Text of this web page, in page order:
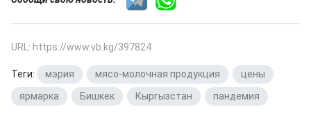
URL: https://www.vb.kg/397824
Теги: мэрия мясо-молочная продукция цены
ярмарка
Бишкек Кыргызстан пандемия